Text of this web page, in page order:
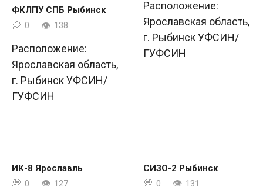
ФКЛПУ СПБ Рыбинск
0 138
Расположение:
Ярославская область,
г. Рыбинск УФСИН/
ГУФСИН
Расположение:
Ярославская область,
г. Рыбинск УФСИН/
ГУФСИН
ИК-8 Ярославль
0 127
СИЗО-2 Рыбинск
0 131